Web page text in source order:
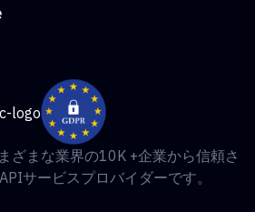
ざまな業界の10K +企業から信頼さ
サービスプロバイダーです。